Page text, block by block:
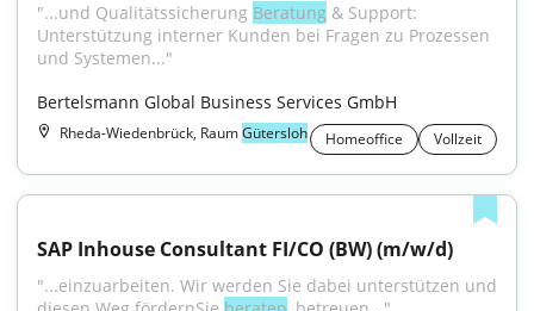
"...und Qualitätssicherung Beratung & Support:
Unterstützung interner Kunden bei Fragen zu Prozessen
und Systemen..."
Bertelsmann Global Business Services GmbH
Rheda-Wiedenbrück, RaumGütersloh Homeoffice Vollzeit
SAP Inhouse Consultant FI/CO (BW) (m/w/d)
"...einzuarbeiten. Wir werden Sie dabei unterstützen und